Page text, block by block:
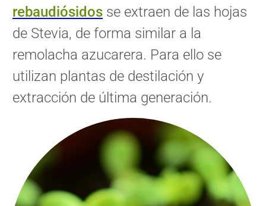
rebaudiósidos se extraen de las hojas
de Stevia, de forma similar a la
remolacha azucarera. Para ello se
utilizan plantas de destilación y
extracción de última generación.